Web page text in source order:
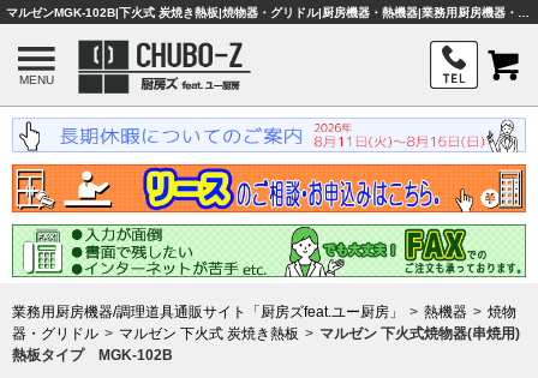
MENU
業務用厨房機器/調理道具通販サイト「厨房ズfeat.ユー厨房」 熱機器
焼物
器・グリドル
マルゼン 下火式 炭焼き熱板
マルゼン 下火式焼物器(串焼用)
熱板タイプ MGK-102B